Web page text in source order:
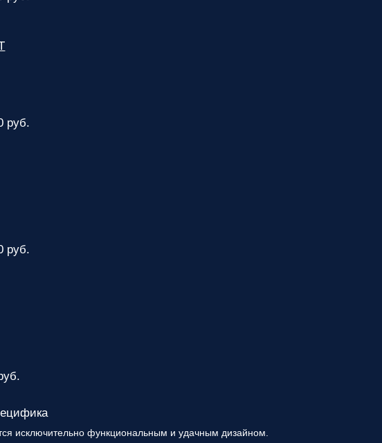
руб.
руб.
исключительно функциональным и удачным дизайном.